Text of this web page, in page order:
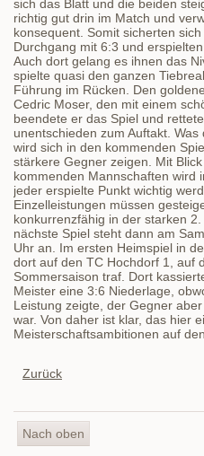
sich das Blatt und die beiden
richtig gut drin im Match und
konsequent. Somit sicherten
Durchgang mit 6:3 und
Auch dort gelang es ihnen das
spielte quasi den ganzen
Führung im Rücken. Den
Cedric Moser, den mit einem
beendete er das Spiel und
unentschieden zum Auftakt.
wird sich in den kommenden
stärkere Gegner zeigen. Mit
kommenden Mannschaften wird
jeder erspielte Punkt wichtig
Einzelleistungen müssen
konkurrenzfähig in der starken
nächste Spiel steht dann am
Uhr an. Im ersten Heimspiel in
dort auf den TC Hochdorf 1, auf
Sommersaison traf. Dort
Meister eine 3:6 Niederlage,
Leistung zeigte, der Gegner
war. Von daher ist klar, das hier
Meisterschaftsambitionen auf
Zurück
Nach oben